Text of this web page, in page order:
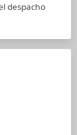
despacho